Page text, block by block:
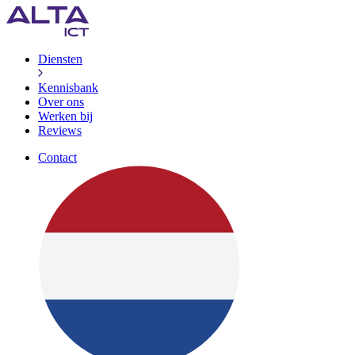
Diensten
Kennisbank
Over ons
Werken bij
Reviews
Contact